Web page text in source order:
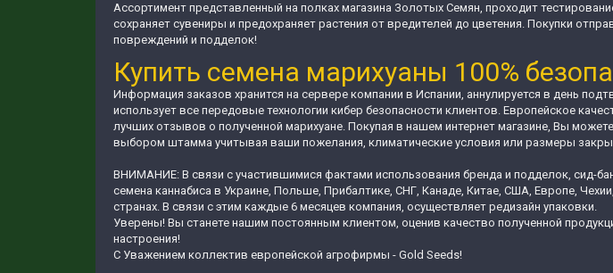
Ассортимент представленный на полках магазина Золотых Семян, проходит
сохраняет сувениры и предохраняет растения от вредителей до цветения. Покупки
повреждений и подделок!
Купить семена марихуаны 100%
Информация заказов хранится на сервере компании в Испании, аннулируется в день
использует все передовые технологии кибер безопасности клиентов. Европейское
лучших отзывов о полученной марихуане. Покупая в нашем интернет магазине, Вы
выбором штамма учитывая ваши пожелания, климатические условия или размеры
ВНИМАНИЕ: В связи с участившимися фактами использования бренда и подделок, сид-
семена каннабиса в Украине, Польше, Прибалтике, СНГ, Канаде, Китае, США, Европе,
странах. В связи с этим каждые 6 месяцев компания, осуществляет редизайн упаковки.
Уверены! Вы станете нашим постоянным клиентом, оценив качество полученной
настроения!
С Уважением коллектив европейской агрофирмы - Gold Seeds!